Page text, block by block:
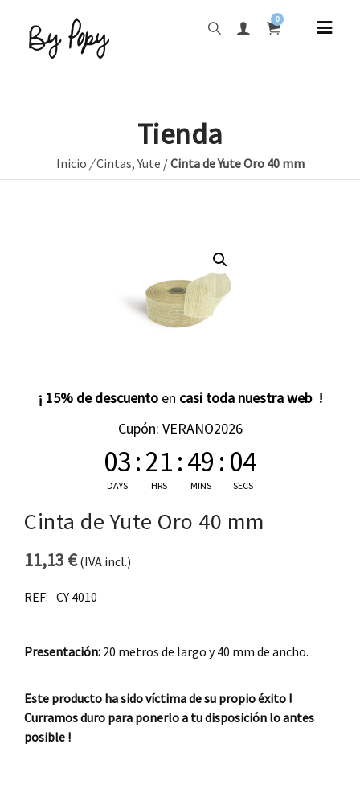
0
Tienda
Inicio /Cintas,Yute /Cinta de Yute Oro 40 mm
¡ 15% de descuento en casi toda nuestra web !
Cupón: VERANO2026
03
DAYS
:21
HRS
:49
MINS
: 04
SECS
Cinta de Yute Oro 40 mm
11,13 €(IVA incl.)
REF: CY 4010
Presentación: 20 metros de largo y 40 mm de ancho.
Este producto ha sido víctima de su propio éxito !
Curramos duro para ponerlo a tu disposición lo antes
posible !